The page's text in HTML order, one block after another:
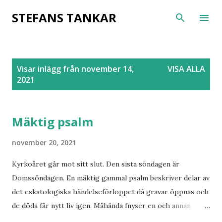
Fortsätt till huvudinnehåll
STEFANS TANKAR
Visar inlägg från november 14,
2021
VISA ALLA
Mäktig psalm
november 20, 2021
Kyrkoåret går mot sitt slut. Den sista söndagen är
Domssöndagen. En mäktig gammal psalm beskriver delar av
det eskatologiska händelseförloppet då gravar öppnas och
de döda får nytt liv igen. Måhända fnyser en och annan